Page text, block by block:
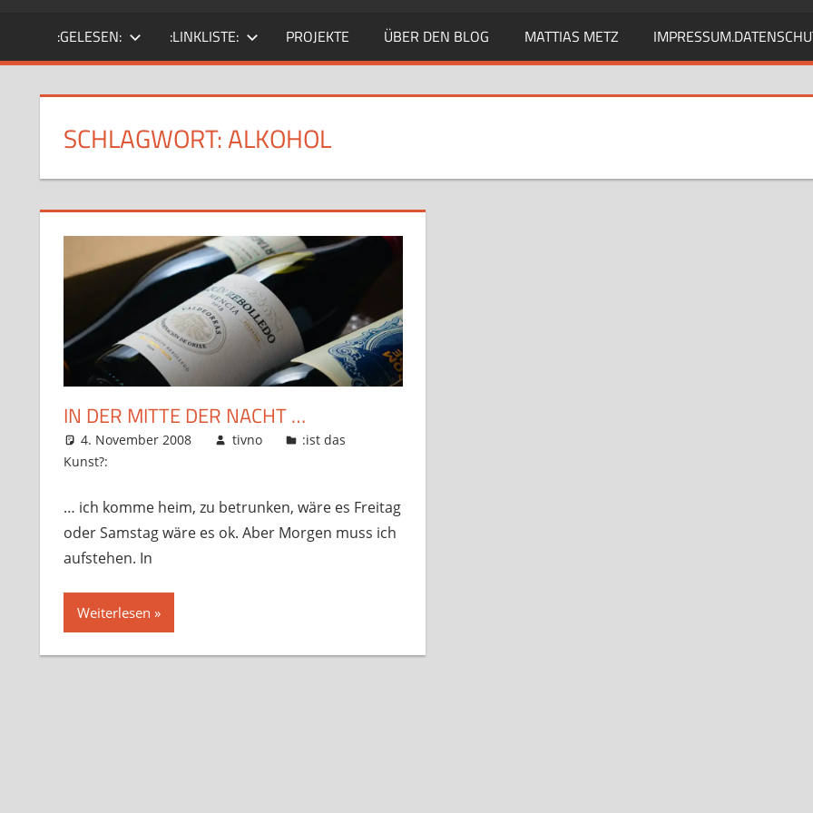
Fan.
Gärtner?
:GELESEN: :LINKLISTE: PROJEKTE ÜBER DEN BLOG MATTIAS METZ
SCHLAGWORT:ALKOHOL
IN DER MITTE DER NACHT …
4. November 2008 tivno
:ist das
Kunst?:
… ich komme heim, zu betrunken, wäre es Freitag
oder Samstag wäre es ok. Aber Morgen muss ich
aufstehen. In
Weiterlesen